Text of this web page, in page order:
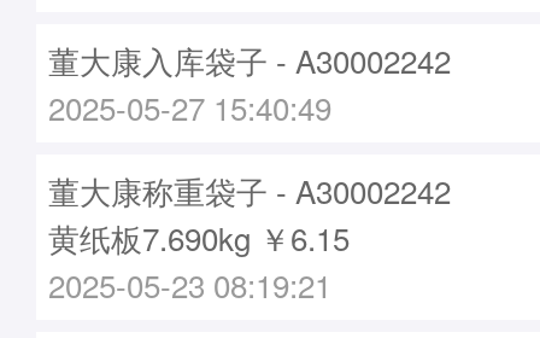
董大康入库袋子 - A30002242
2025-05-27 15:40:49
董大康称重袋子 - A30002242
黄纸板7.690kg ￥6.15
2025-05-23 08:19:21